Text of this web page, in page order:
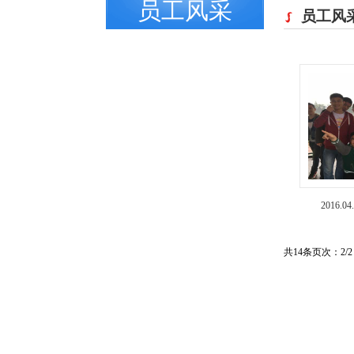
员工风采 员工风
共14条页次：